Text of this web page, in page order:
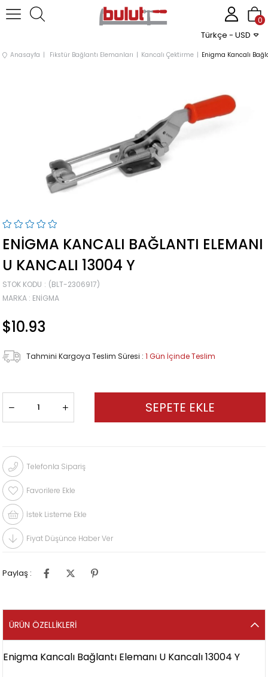
Türkçe - USD
0
Anasayfa Fikstür Bağlantı Elemanları Kancalı Çektirme Enigma Kancalı
ENIGMA KANCALI BAĞLANTI ELEMANI
U KANCALI 13004 Y
STOK KODU
(BLT-2306917)
MARKA : ENIGMA
$10.93
Tahmini Kargoya Teslim Süresi : 1 Gün İçinde Teslim
Telefonla Sipariş
Favorilere Ekle
İstek Listeme Ekle
Fiyat Düşünce Haber Ver
Paylaş :
ÜRÜN ÖZELLIKLERI
Enigma Kancalı Bağlantı Elemanı U Kancalı 13004 Y